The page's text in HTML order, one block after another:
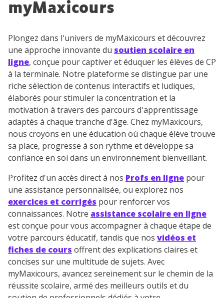
myMaxicours
Plongez dans l'univers de myMaxicours et découvrez
une approche innovante du soutien scolaire en
ligne, conçue pour captiver et éduquer les élèves de CP
à la terminale. Notre plateforme se distingue par une
riche sélection de contenus interactifs et ludiques,
élaborés pour stimuler la concentration et la
motivation à travers des parcours d'apprentissage
adaptés à chaque tranche d'âge. Chez myMaxicours,
nous croyons en une éducation où chaque élève trouve
sa place, progresse à son rythme et développe sa
confiance en soi dans un environnement bienveillant.
Profitez d'un accès direct à nos Profs en ligne pour
une assistance personnalisée, ou explorez nos
exercices et corrigés pour renforcer vos
connaissances. Notre assistance scolaire en ligne
est conçue pour vous accompagner à chaque étape de
votre parcours éducatif, tandis que nos vidéos et
fiches de cours offrent des explications claires et
concises sur une multitude de sujets. Avec
myMaxicours, avancez sereinement sur le chemin de la
réussite scolaire, armé des meilleurs outils et du